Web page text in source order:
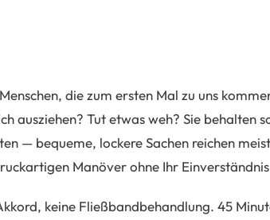
die zum ersten Mal zu uns
ausziehen? Tut etwas weh? Sie behalten
— bequeme, lockere Sachen reichen
Manöver ohne Ihr
keine Fließbandbehandlung. 45